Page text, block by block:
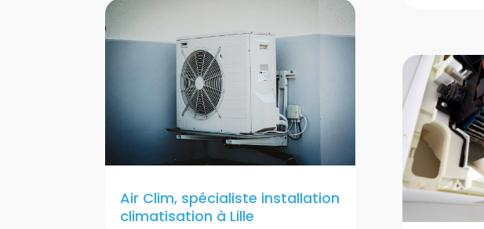
Air Clim, spécialiste installation
climatisation à Lille